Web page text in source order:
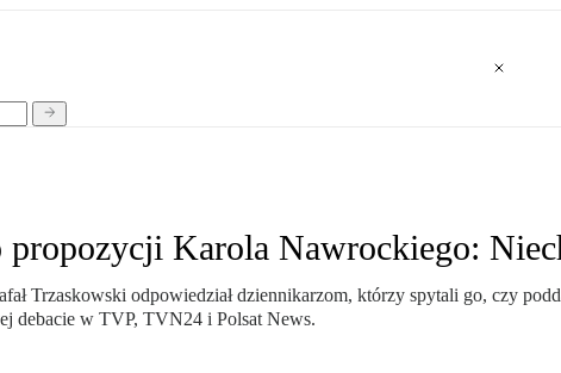
propozycji Karola Nawrockiego:
Trzaskowski odpowiedział dziennikarzom, którzy spytali go, czy
debacie w TVP, TVN24 i Polsat News.